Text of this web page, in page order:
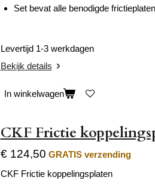
Set bevat alle benodigde
Levertijd 1-3 werkdagen
Bekijk details
In winkelwagen
CKF Frictie
€ 124,50 GRATIS verzending
CKF Frictie koppelingsplaten